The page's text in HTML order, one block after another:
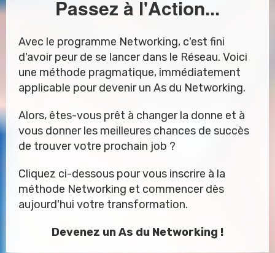
Passez à l'Action...
Avec le programme Networking, c'est fini
d'avoir peur de se lancer dans le Réseau. Voici
une méthode pragmatique, immédiatement
applicable pour devenir un As du Networking.
Alors, êtes-vous prêt à changer la donne et à
vous donner les meilleures chances de succès
de trouver votre prochain job ?
Cliquez ci-dessous pour vous inscrire à la
méthode Networking et commencer dès
aujourd'hui votre transformation.
Devenez un As du Networking !